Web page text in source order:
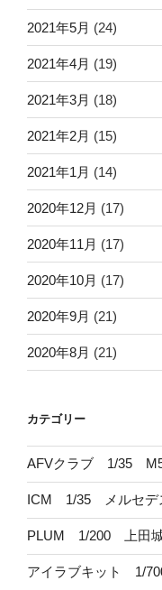
2021年5月 (24)
2021年4月 (19)
2021年3月 (18)
2021年2月 (15)
2021年1月 (14)
2020年12月 (17)
2020年11月 (17)
2020年10月 (17)
2020年9月 (21)
2020年8月 (21)
カテゴリー
AFVクラブ 1/35
ICM 1/35 メルセデ
PLUM 1/200 上田
アイラブキット 1/